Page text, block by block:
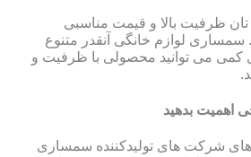
ظرفیت بالا و قیمت مناسبی
سمساری لوازم خانگی آنقدر متنوع
می توانید محصولی با ظرفیت و
اهمیت بدهید
شرکت های تولیدکننده سمساری